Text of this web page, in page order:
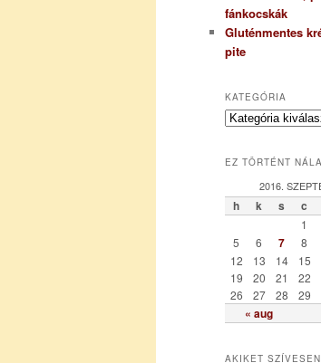
fánkocskák
Gluténmentes
pite
KATEGÓRIA
K
e
r
EZ TÖRTÉNT
2016.
h k s c
« aug
1
5 6 7 8
12
13 14 15
19
20 21 22
26
27 28 29
AKIKET